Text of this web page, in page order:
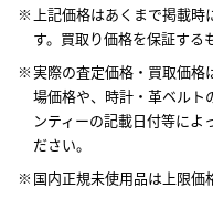
上記価格はあくまで掲載
す。買取り価格を保証する
実際の査定価格・買取価格
場価格や、時計・革ベルト
ンティーの記載日付等によ
ださい。
国内正規未使用品は上限価